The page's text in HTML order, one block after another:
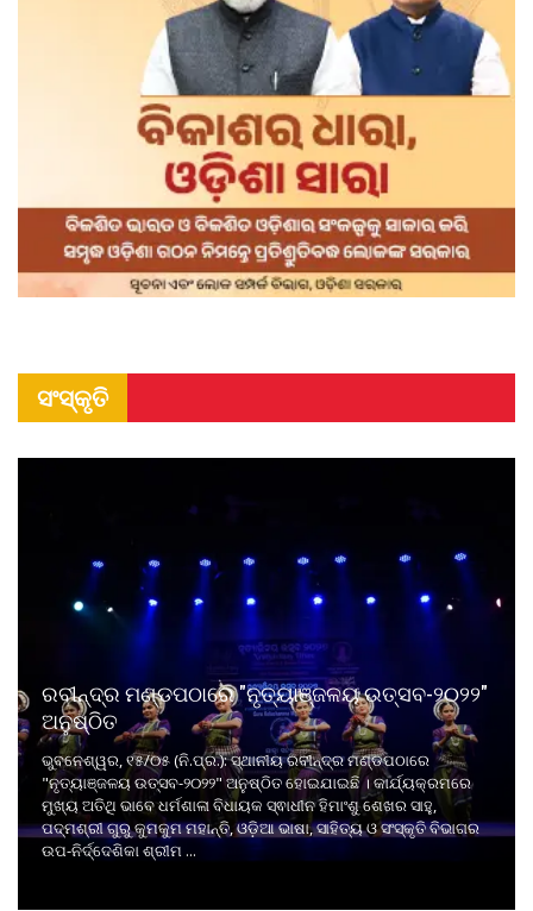
ସଂସ୍କୃତି
ରବୀନ୍ଦ୍ର ମଣ୍ଡପଠାରେ "ନୃତ୍ୟାଞ୍ଜଳୟ ଉତ୍ସବ-୨୦୨୨"
ଅନୁଷ୍ଠିତ
ଭୁବନେଶ୍ୱର, ୧୫/୦୫ (ନି.ପ୍ର.): ସ୍ଥାନୀୟ ରବୀନ୍ଦ୍ର ମଣ୍ଡପଠାରେ
"ନୃତ୍ୟାଞ୍ଜଳୟ ଉତ୍ସବ-୨୦୨୨" ଅନୁଷ୍ଠିତ ହୋଇଯାଇଛି । କାର୍ଯ୍ୟକ୍ରମରେ
ମୁଖ୍ୟ ଅତିଥି ଭାବେ ଧର୍ମଶାଳା ବିଧାୟକ ସ୍ଵାଧୀନ ହିମାଂଶୁ ଶେଖର ସାହୁ,
ପଦ୍ମଶ୍ରୀ ଗୁରୁ କୁମକୁମ ମହାନ୍ତି, ଓଡ଼ିଆ ଭାଷା, ସାହିତ୍ୟ ଓ ସଂସ୍କୃତି ବିଭାଗର
ଉପ-ନିର୍ଦ୍ଦେଶିକା ଶ୍ରୀମ ...